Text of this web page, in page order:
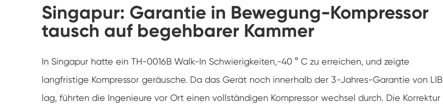
Konstante Temperatur-und Feuchtigkeits-
Test-Kammer
kammer
Nass Wick für Feuchtigkeits-Test-Kammer
Luft feuchtigkeit Kammer
Singapur: Garantie in Bewegung-Kompressor
tausch auf begehbarer Kammer
In Singapur hatte ein TH-0016B Walk-In Schwierigkeiten,-40 ° C zu erreichen, und zeigte
langfristige Kompressor geräusche. Da das Gerät noch innerhalb der 3-Jahres-Garantie von LIB
lag, führten die Ingenieure vor Ort einen vollständigen Kompressor wechsel durch. Die Korrektur